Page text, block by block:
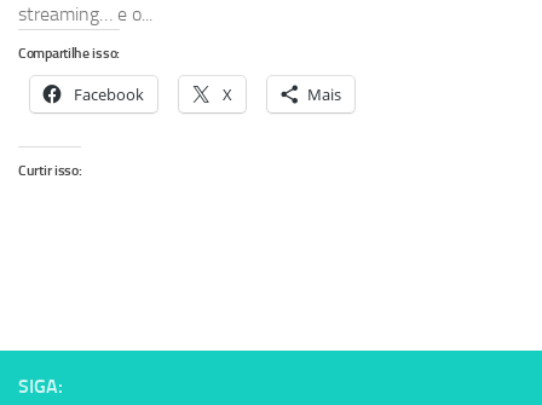
streaming… e o...
Compartilhe isso:
Facebook X Mais
Curtir isso:
SIGA: